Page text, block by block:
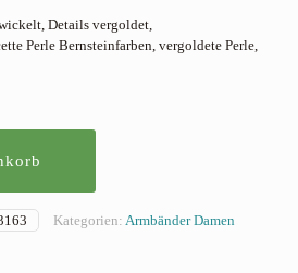
Details vergoldet,
Perle Bernsteinfarben, vergoldete Perle,
Kategorien: Armbänder Damen